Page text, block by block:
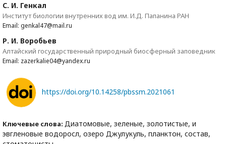
С. И. Генкал
Институт биологии внутренних вод им. И.Д. Папанина РАН
Email: genkal47@mail.ru
Р. И. Воробьев
Алтайский государственный природный биосферный заповедник
Email: zazerkalie04@yandex.ru
https://doi.org/10.14258/pbssm.2021061
Ключевые слова: Диатомовые, зеленые, золотистые, и
эвгленовые водоросл, озеро Джулукуль, планктон, состав,